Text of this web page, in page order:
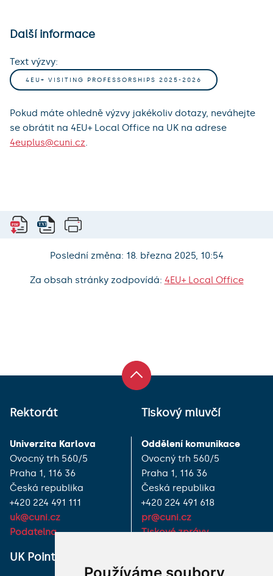
Další informace
Text výzvy:
4EU+ VISITING PROFESSORSHIPS 2025-2026
Pokud máte ohledně výzvy jakékoliv dotazy, neváhejte
se obrátit na 4EU+ Local Office na UK na adrese
4euplus@cuni.cz.
Poslední změna: 18. března 2025, 10:54
Za obsah stránky zodpovídá: 4EU+ Local Office
Rektorát
Univerzita Karlova
Ovocný trh 560/5
Praha 1, 116 36
Česká republika
+420 224 491 111
uk@cuni.cz
Podatelna
Tiskový mluvčí
Oddělení komunikace
Ovocný trh 560/5
Praha 1, 116 36
Česká republika
+420 224 491 618
pr@cuni.cz
Tiskové zprávy
UK Point